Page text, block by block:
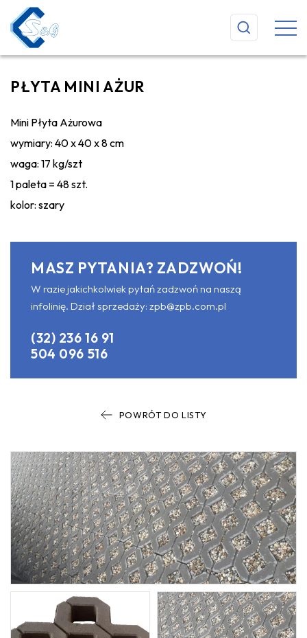
PŁYTA MINI AŻUR
Mini Płyta Ażurowa
wymiary: 40 x 40 x 8 cm
waga: 17 kg/szt
1 paleta = 48 szt.
kolor: szary
MASZ PYTANIA? ZADZWOŃ!
W razie jakichkolwiek pytań zadzwoń na naszą
infolinię. Dział sprzedaży: zpb@zpb.com.pl
(32) 236 16 91
504 096 516
POWRÓT DO LISTY